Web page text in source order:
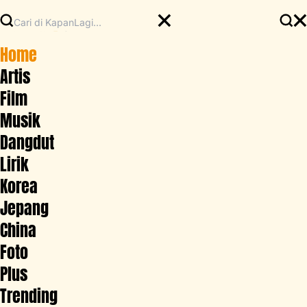
Home
Artis
Film
Musik
Dangdut
Lirik
Korea
Jepang
China
Foto
Plus
Trending